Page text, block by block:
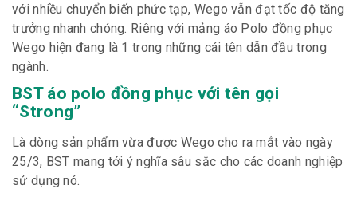
với nhiều chuyển biến phức tạp, Wego vẫn đạt tốc độ tăng
trưởng nhanh chóng. Riêng với mảng áo Polo đồng phục
Wego hiện đang là 1 trong những cái tên dẫn đầu trong
ngành.
BST áo polo đồng phục với tên gọi
“Strong”
Là dòng sản phẩm vừa được Wego cho ra mắt vào ngày
25/3, BST mang tới ý nghĩa sâu sắc cho các doanh nghiệp
sử dụng nó.